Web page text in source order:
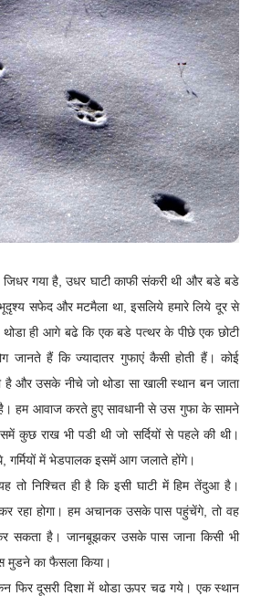
गया है, उधर घाटी काफी संकरी थी और बडे बडे
सफेद और मटमैला था, इसलिये हमारे लिये दूर से
ही आगे बढे कि एक बडे पत्थर के पीछे एक छोटी
जानते हैं कि ज्यादातर गुफाएं कैसी होती हैं। कोई
है और उसके नीचे जो थोडा सा खाली स्थान बन जाता
हम आवाज करते हुए सावधानी से उस गुफा के सामने
कुछ राख भी पडी थी जो सर्दियों से पहले की थी।
गर्मियों में भेडपालक इसमें आग जलाते होंगे।
तो निश्चित ही है कि इसी घाटी में हिम तेंदुआ है।
रहा होगा। हम अचानक उसके पास पहुंचेंगे, तो वह
सकता है। जानबूझकर उसके पास जाना किसी भी
मुडने का फैसला किया।
फिर दूसरी दिशा में थोडा ऊपर चढ गये। एक स्थान